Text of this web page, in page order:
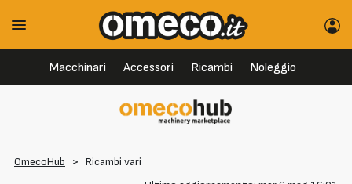
Macchinari Accessori Ricambi Noleggio
OmecoHub > Ricambi vari